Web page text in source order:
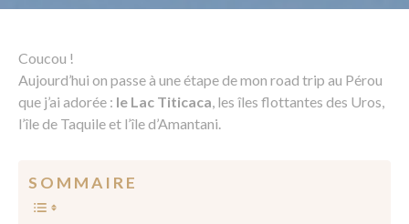
Coucou !
Aujourd’hui on passe à une étape de mon road trip au Pérou
que j’ai adorée : le Lac Titicaca, les îles flottantes des Uros,
l’île de Taquile et l’île d’Amantani.
S O M M A I R E